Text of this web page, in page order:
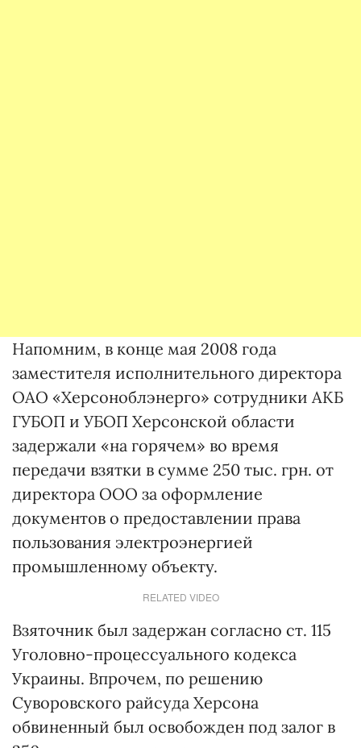
Напомним, в конце мая 2008 года
заместителя исполнительного директора
ОАО «Херсоноблэнерго» сотрудники АКБ
ГУБОП и УБОП Херсонской области
задержали «на горячем» во время
передачи взятки в сумме 250 тыс. грн. от
директора ООО за оформление
документов о предоставлении права
пользования электроэнергией
промышленному объекту.
RELATED VIDEO
Взяточник был задержан согласно ст. 115
Уголовно-процессуального кодекса
Украины. Впрочем, по решению
Суворовского райсуда Херсона
обвиненный был освобожден под залог в